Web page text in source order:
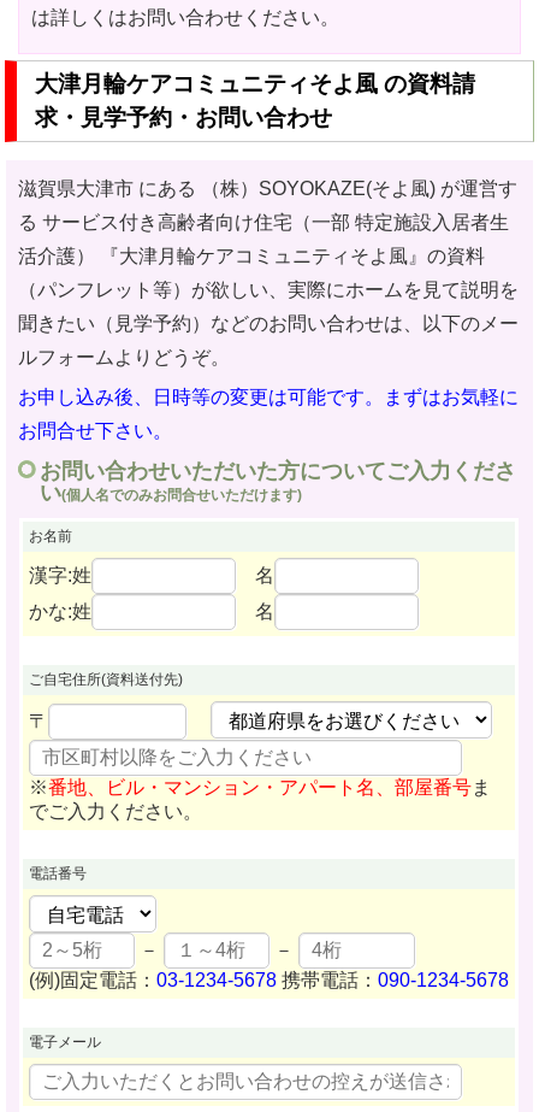
は詳しくはお問い合わせください。
大津月輪ケアコミュニティそよ風 の資料請
求・見学予約・お問い合わせ
滋賀県大津市 にある （株）SOYOKAZE(そよ風) が運営す
る サービス付き高齢者向け住宅（一部 特定施設入居者生
活介護）
『大津月輪ケアコミュニティそよ風』の資料
（パンフレット等）が欲しい、実際にホームを見て説明を
聞きたい（見学予約）などのお問い合わせは、以下のメー
ルフォームよりどうぞ。
お申し込み後、日時等の変更は可能です。まずはお気軽に
お問合せ下さい。
お問い合わせいただいた方についてご入力くださ
い(個人名でのみお問合せいただけます)
お名前
漢字:姓
名
かな:姓
名
ご自宅住所(資料送付先)
〒
※番地、ビル・マンション・アパート名、部屋番号ま
でご入力ください。
電話番号
－
－
(例)固定電話：03-1234-5678 携帯電話：090-1234-5678
電子メール